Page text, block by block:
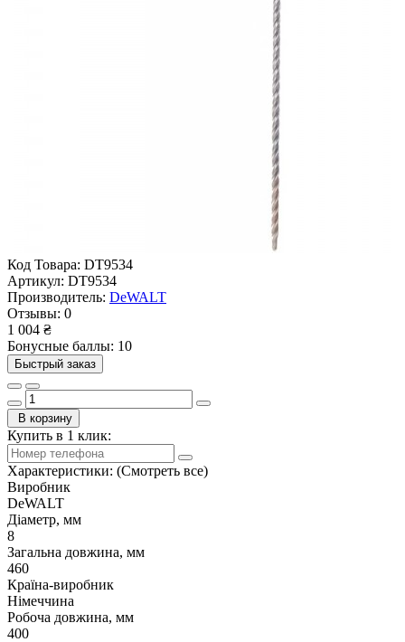
Код Товара: DT9534
Артикул: DT9534
Производитель: DeWALT
Отзывы: 0
1 004 ₴
Бонусные баллы: 10
Быстрый заказ
В корзину
Купить в 1 клик:
Характеристики: (Смотреть все)
Виробник
DeWALT
Діаметр, мм
8
Загальна довжина, мм
460
Країна-виробник
Німеччина
Робоча довжина, мм
400